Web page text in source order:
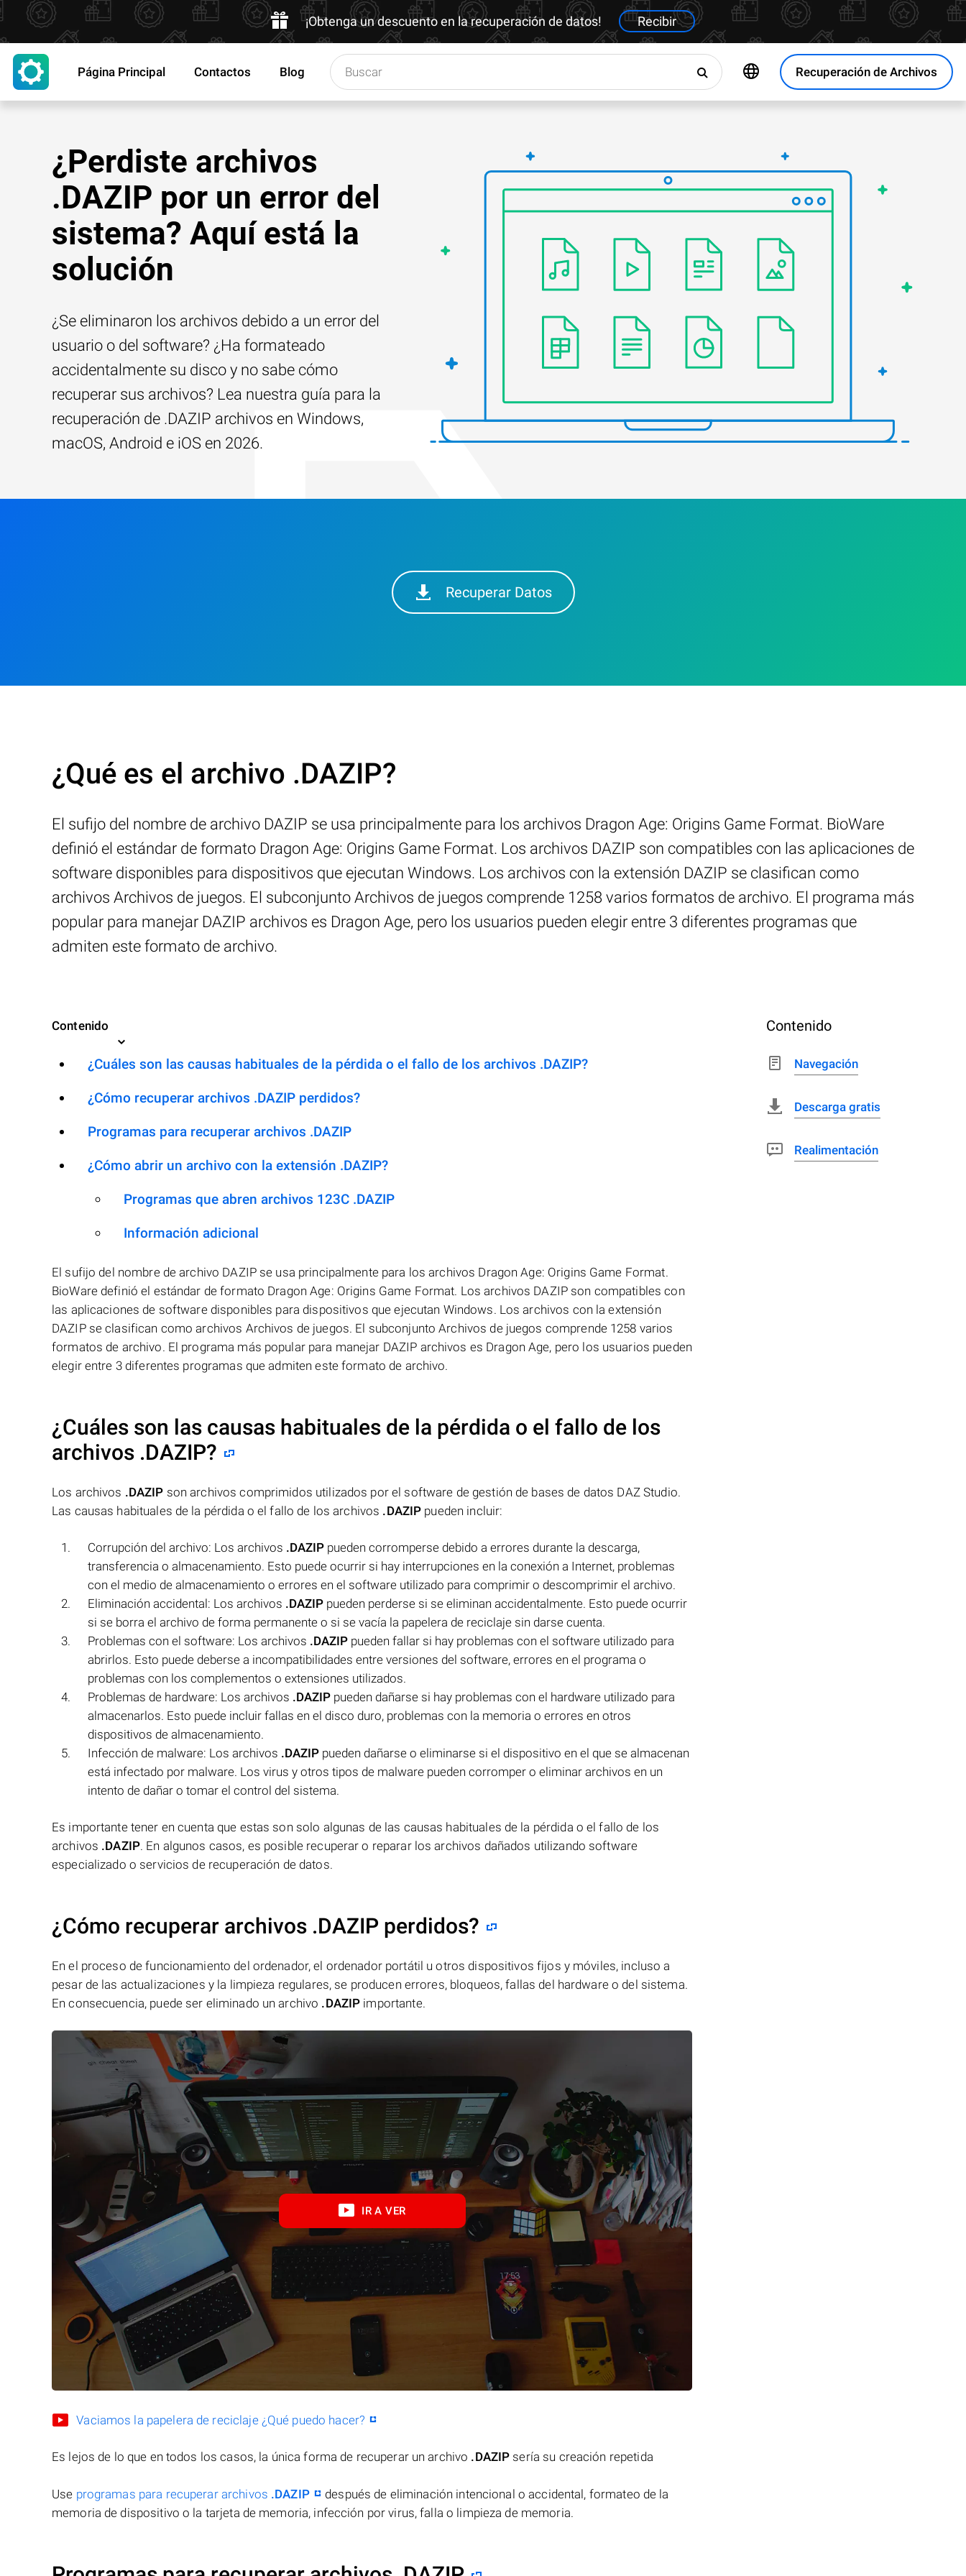
¡Obtenga un descuento en la recuperación de datos! Recibir
Recuperación de Archivos
Página Principal Contactos Blog
¿Perdiste archivos
.DAZIP por un error del
sistema? Aquí está la
solución
¿Se eliminaron los archivos debido a un error del
usuario o del software? ¿Ha formateado
accidentalmente su disco y no sabe cómo
recuperar sus archivos? Lea nuestra guía para la
recuperación de .DAZIP archivos en Windows,
macOS, Android e iOS en 2026.
Recuperar Datos
¿Qué es el archivo .DAZIP?
El sufijo del nombre de archivo DAZIP se usa principalmente para los archivos Dragon Age: Origins Game Format. BioWare
definió el estándar de formato Dragon Age: Origins Game Format. Los archivos DAZIP son compatibles con las aplicaciones de
software disponibles para dispositivos que ejecutan Windows. Los archivos con la extensión DAZIP se clasifican como
archivos Archivos de juegos. El subconjunto Archivos de juegos comprende 1258 varios formatos de archivo. El programa más
popular para manejar DAZIP archivos es Dragon Age, pero los usuarios pueden elegir entre 3 diferentes programas que
admiten este formato de archivo.
Contenido
¿Cuáles son las causas habituales de la pérdida o el fallo de los archivos .DAZIP?
¿Cómo recuperar archivos .DAZIP perdidos?
Programas para recuperar archivos .DAZIP
¿Cómo abrir un archivo con la extensión .DAZIP?
Programas que abren archivos 123C .DAZIP
Información adicional
El sufijo del nombre de archivo DAZIP se usa principalmente para los archivos Dragon Age: Origins Game Format.
BioWare definió el estándar de formato Dragon Age: Origins Game Format. Los archivos DAZIP son compatibles con
las aplicaciones de software disponibles para dispositivos que ejecutan Windows. Los archivos con la extensión
DAZIP se clasifican como archivos Archivos de juegos. El subconjunto Archivos de juegos comprende 1258 varios
formatos de archivo. El programa más popular para manejar DAZIP archivos es Dragon Age, pero los usuarios pueden
elegir entre 3 diferentes programas que admiten este formato de archivo.
¿Cuáles son las causas habituales de la pérdida o el fallo de los
archivos .DAZIP?
Los archivos .DAZIP son archivos comprimidos utilizados por el software de gestión de bases de datos DAZ Studio.
Las causas habituales de la pérdida o el fallo de los archivos .DAZIP pueden incluir:
Corrupción del archivo: Los archivos .DAZIP pueden corromperse debido a errores durante la descarga,
transferencia o almacenamiento. Esto puede ocurrir si hay interrupciones en la conexión a Internet, problemas
con el medio de almacenamiento o errores en el software utilizado para comprimir o descomprimir el archivo.
Eliminación accidental: Los archivos .DAZIP pueden perderse si se eliminan accidentalmente. Esto puede ocurrir
si se borra el archivo de forma permanente o si se vacía la papelera de reciclaje sin darse cuenta.
Problemas con el software: Los archivos .DAZIP pueden fallar si hay problemas con el software utilizado para
abrirlos. Esto puede deberse a incompatibilidades entre versiones del software, errores en el programa o
problemas con los complementos o extensiones utilizados.
Problemas de hardware: Los archivos .DAZIP pueden dañarse si hay problemas con el hardware utilizado para
almacenarlos. Esto puede incluir fallas en el disco duro, problemas con la memoria o errores en otros
dispositivos de almacenamiento.
Infección de malware: Los archivos .DAZIP pueden dañarse o eliminarse si el dispositivo en el que se almacenan
está infectado por malware. Los virus y otros tipos de malware pueden corromper o eliminar archivos en un
intento de dañar o tomar el control del sistema.
Es importante tener en cuenta que estas son solo algunas de las causas habituales de la pérdida o el fallo de los
archivos .DAZIP. En algunos casos, es posible recuperar o reparar los archivos dañados utilizando software
especializado o servicios de recuperación de datos.
¿Cómo recuperar archivos .DAZIP perdidos?
En el proceso de funcionamiento del ordenador, el ordenador portátil u otros dispositivos fijos y móviles, incluso a
pesar de las actualizaciones y la limpieza regulares, se producen errores, bloqueos, fallas del hardware o del sistema.
En consecuencia, puede ser eliminado un archivo .DAZIP importante.
IR A VER
Vaciamos la papelera de reciclaje ¿Qué puedo hacer?
Es lejos de lo que en todos los casos, la única forma de recuperar un archivo .DAZIP sería su creación repetida
Use programas para recuperar archivos .DAZIP
después de eliminación intencional o accidental, formateo de la
memoria de dispositivo o la tarjeta de memoria, infección por virus, falla o limpieza de memoria.
Contenido
Navegación
Descarga gratis
Realimentación